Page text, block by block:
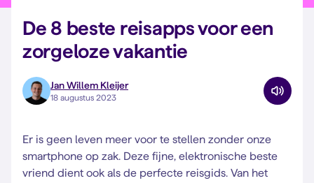
De 8 beste reisapps voor een
zorgeloze vakantie
Jan Willem Kleijer
18 augustus 2023
Er is geen leven meer voor te stellen zonder onze
smartphone op zak. Deze fijne, elektronische beste
vriend dient ook als de perfecte reisgids. Van het